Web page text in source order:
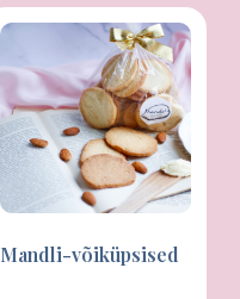
Mandli-võiküpsised